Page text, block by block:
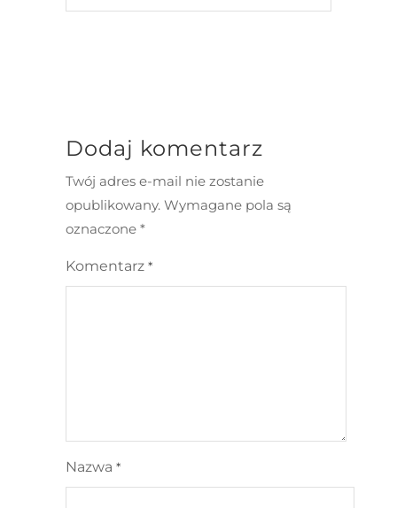
Dodaj komentarz
Twój adres e-mail nie zostanie
opublikowany. Wymagane pola są
oznaczone *
Komentarz *
Nazwa *